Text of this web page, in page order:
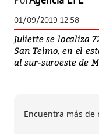
01/09/2019 12:58
Juliette se localiza
San Telmo, en el
al sur-suroeste de
Encuentra más